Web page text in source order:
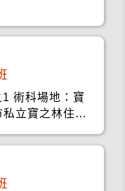
術科場地：寶
立寶之林住宿